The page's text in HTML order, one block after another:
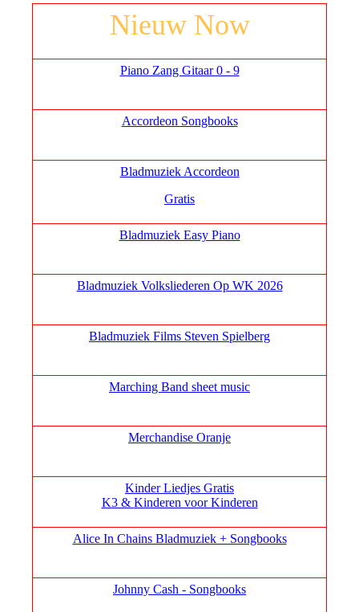
Nieuw Now
Piano Zang Gitaar 0 - 9
Accordeon Songbooks
Bladmuziek Accordeon
Gratis
Bladmuziek Easy Piano
Bladmuziek Volksliederen Op WK 2026
Bladmuziek Films Steven Spielberg
Marching Band sheet music
Merchandise Oranje
Kinder Liedjes Gratis
K3 & Kinderen voor Kinderen
Alice In Chains Bladmuziek + Songbooks
Johnny Cash - Songbooks